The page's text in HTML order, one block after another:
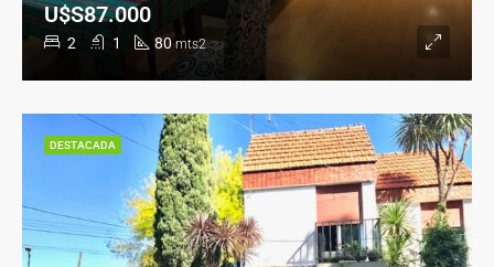
2 1 80 mts2
U$S87.000
DESTACADA